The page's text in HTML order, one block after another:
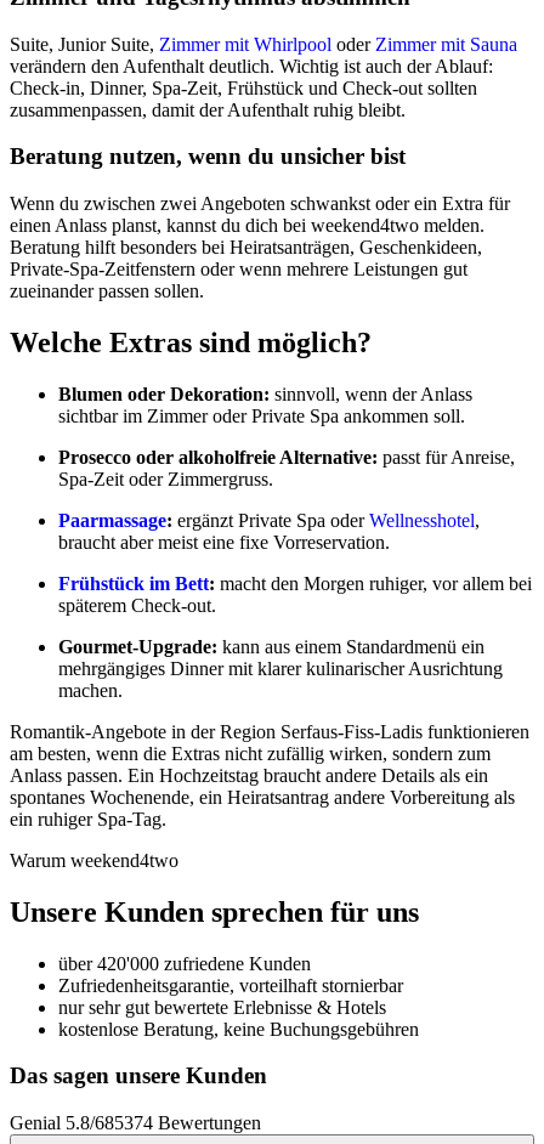
Suite, Junior Suite, Zimmer mit Whirlpool oder Zimmer mit Sauna
verändern den Aufenthalt deutlich. Wichtig ist auch der Ablauf:
Check-in, Dinner, Spa-Zeit, Frühstück und Check-out sollten
zusammenpassen, damit der Aufenthalt ruhig bleibt.
Beratung nutzen, wenn du unsicher bist
Wenn du zwischen zwei Angeboten schwankst oder ein Extra für
einen Anlass planst, kannst du dich bei weekend4two melden.
Beratung hilft besonders bei Heiratsanträgen, Geschenkideen,
Private-Spa-Zeitfenstern oder wenn mehrere Leistungen gut
zueinander passen sollen.
Welche Extras sind möglich?
Blumen oder Dekoration: sinnvoll, wenn der Anlass
sichtbar im Zimmer oder Private Spa ankommen soll.
Prosecco oder alkoholfreie Alternative: passt für Anreise,
Spa-Zeit oder Zimmergruss.
Paarmassage: ergänzt Private Spa oderWellnesshotel,
braucht aber meist eine fixe Vorreservation.
Frühstück im Bett: macht den Morgen ruhiger, vor allem bei
späterem Check-out.
Gourmet-Upgrade: kann aus einem Standardmenü ein
mehrgängiges Dinner mit klarer kulinarischer Ausrichtung
machen.
Romantik-Angebote in der Region Serfaus-Fiss-Ladis funktionieren
am besten, wenn die Extras nicht zufällig wirken, sondern zum
Anlass passen. Ein Hochzeitstag braucht andere Details als ein
spontanes Wochenende, ein Heiratsantrag andere Vorbereitung als
ein ruhiger Spa-Tag.
Warum weekend4two
Unsere Kunden sprechen für uns
über 420'000 zufriedene Kunden
Zufriedenheitsgarantie, vorteilhaft stornierbar
nur sehr gut bewertete Erlebnisse & Hotels
kostenlose Beratung, keine Buchungsgebühren
Das sagen unsere Kunden
Genial 5.8/685374 Bewertungen